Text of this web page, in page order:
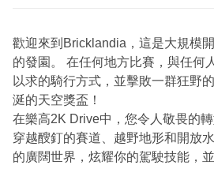
歡迎來到Bricklandia，這是大規模
的發園。 在任何地方比賽，與任何
以求的騎行方式，並擊敗一群狂野
涎的天空獎盃！
在樂高2K Drive中，您令人敬畏的
穿越醙釘的賽道、越野地形和開放
的廣闊世界，炫耀你的駕駛技能，